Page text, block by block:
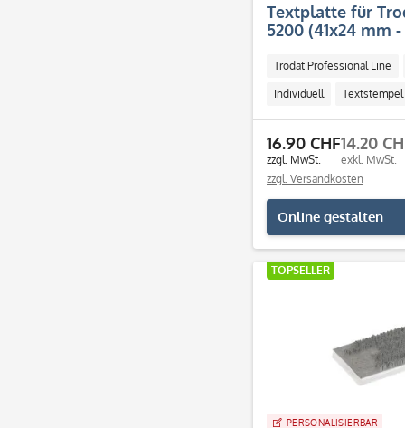
Textplatte für
5200 (41x24 mm
Trodat Professional Line
Individuell Textstempel
16.90 CHF
zzgl. MwSt.
14.20
exkl. MwSt.
zzgl. Versandkosten
Online gestalten
TOPSELLER
PERSONALISIERBAR